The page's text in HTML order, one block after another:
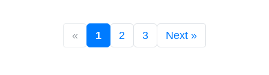
« 1 2 3 Next »